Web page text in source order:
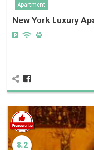
Apartment
New York Luxury
8.2